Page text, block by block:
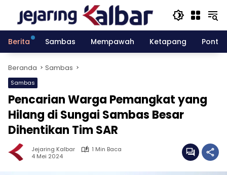
konten
Berita
Sambas Mempawah Ketapang
Beranda Sambas
Sambas
Pencarian Warga Pemangkat yang
Hilang di Sungai Sambas Besar
Dihentikan Tim SAR
Jejaring Kalbar
1 Min Baca
4 Mei 2024